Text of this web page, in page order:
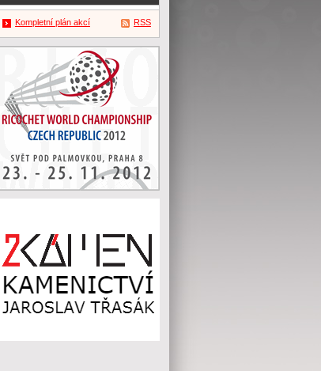
Kompletní plán akcí RSS